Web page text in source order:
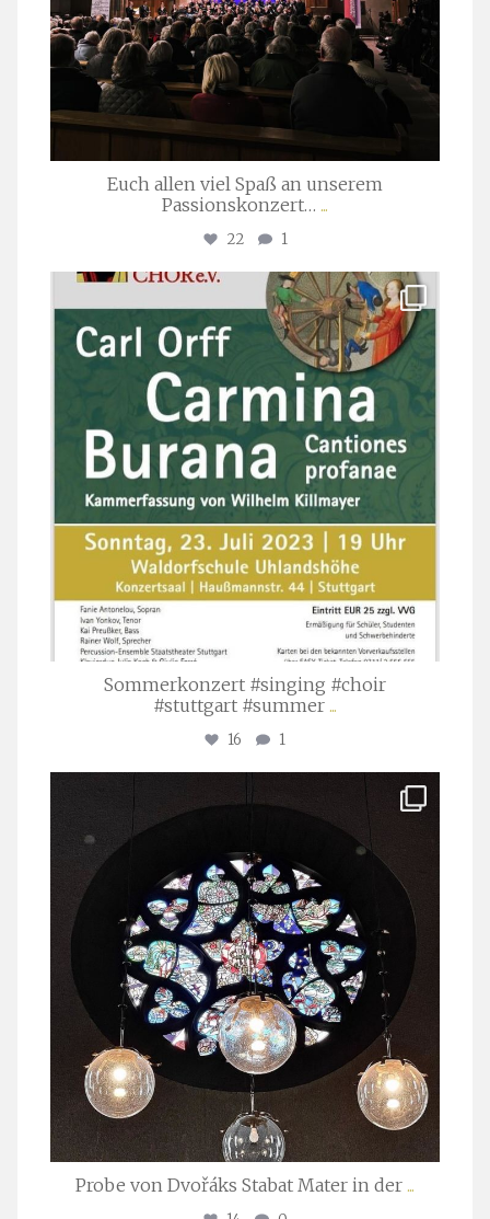
Euch allen viel Spaß an unserem
Passionskonzert… ...
22 1
stuttgarter_oratorienchor
Juli 22
Sommerkonzert #singing #choir
#stuttgart #summer ...
16 1
Apr. 1
Probe von Dvořáks Stabat Mater in der ...